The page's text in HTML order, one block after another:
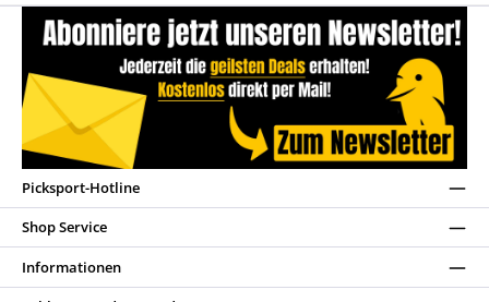
Picksport-Hotline
Shop Service
Informationen